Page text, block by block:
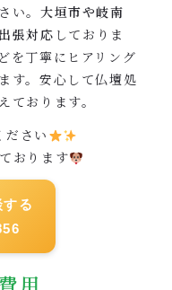
い。大垣市や岐南
張対応 しておりま
を丁寧にヒアリング
す。安心して仏壇処
ております。
ださい
おります
る